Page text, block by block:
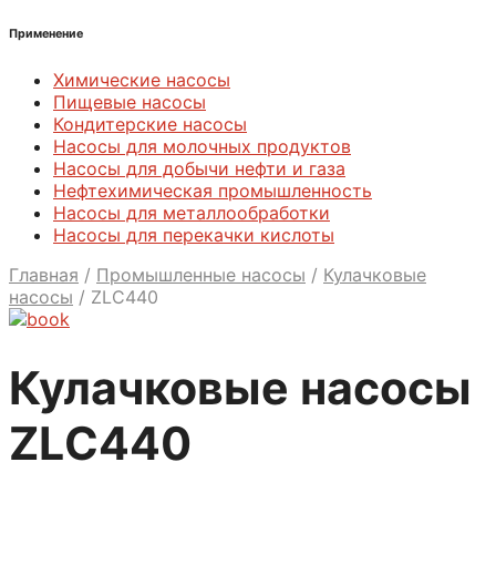
Применение
Химические насосы
Пищевые насосы
Кондитерские насосы
Насосы для молочных продуктов
Насосы для добычи нефти и газа
Нефтехимическая промышленность
Насосы для металлообработки
Насосы для перекачки кислоты
Главная / Промышленные насосы / Кулачковые
насосы / ZLС440
Кулачковые насосы
ZLС440